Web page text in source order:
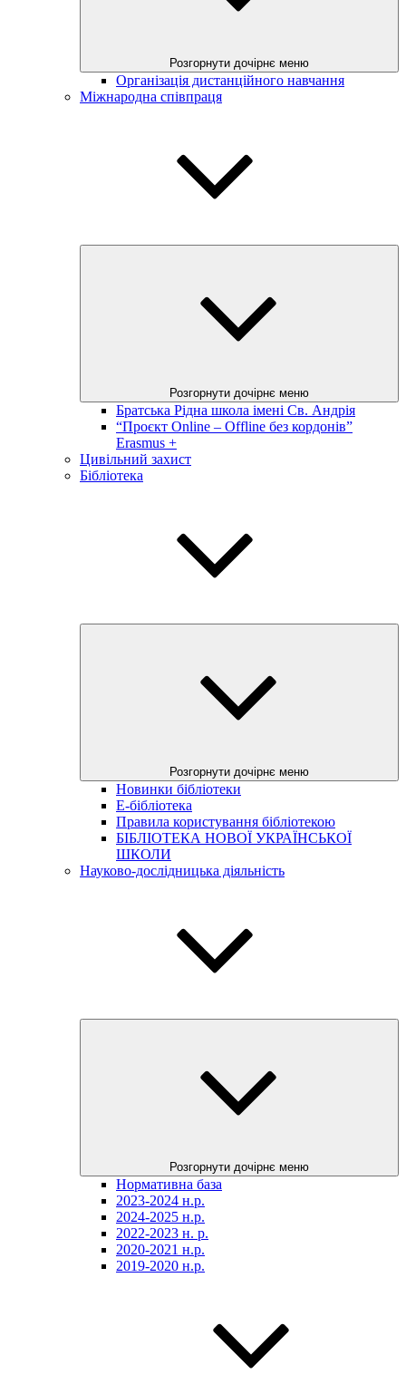
Розгорнути дочірнє меню
Організація дистанційного навчання
Міжнародна співпраця
Розгорнути дочірнє меню
Братська Рідна школа імені Св. Андрія
“Проєкт Online – Offline без кордонів”
Erasmus +
Цивільний захист
Бібліотека
Розгорнути дочірнє меню
Новинки бібліотеки
E-бібліотека
Правила користування бібліотекою
БІБЛІОТЕКА НОВОЇ УКРАЇНСЬКОЇ
ШКОЛИ
Науково-дослідницька діяльність
Розгорнути дочірнє меню
Нормативна база
2023-2024 н.р.
2024-2025 н.р.
2022-2023 н. р.
2020-2021 н.р.
2019-2020 н.р.